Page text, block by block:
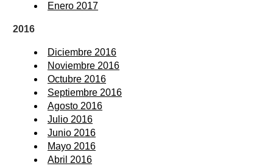
Enero 2017
2016
Diciembre 2016
Noviembre 2016
Octubre 2016
Septiembre 2016
Agosto 2016
Julio 2016
Junio 2016
Mayo 2016
Abril 2016